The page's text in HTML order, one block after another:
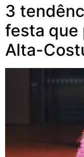
3
festa que
Alta-